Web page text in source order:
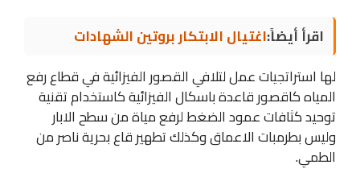
اقرأ أيضاً:اغتيال الابتكار بروتين الشهادات
لها استراتجيات عمل لتلافي القصور الفيزائية في قطاع رفع
المياه كاقصور قاعدة باسكال الفيزائية كاستخدام تقنية
توحيد كثافات عمود الضغط لرفع مياة من سطح الابار
وليس بطرمبات الاعماق وكذلك تطهير قاع بحرية ناصر من
الطمي.